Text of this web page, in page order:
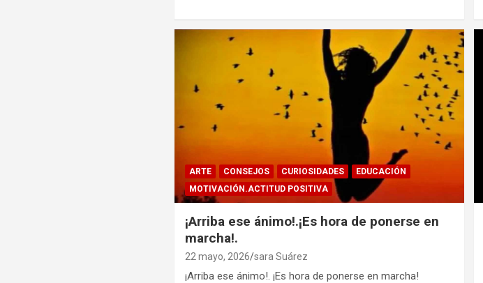
ARTE CONSEJOS CURIOSIDADES
EDUCACIÓN
MOTIVACIÓN.ACTITUD POSITIVA
¡Arriba ese ánimo!.¡Es hora de ponerse en
marcha!.
22 mayo, 2026 sara Suárez
¡Arriba ese ánimo!. ¡Es hora de ponerse en marcha!